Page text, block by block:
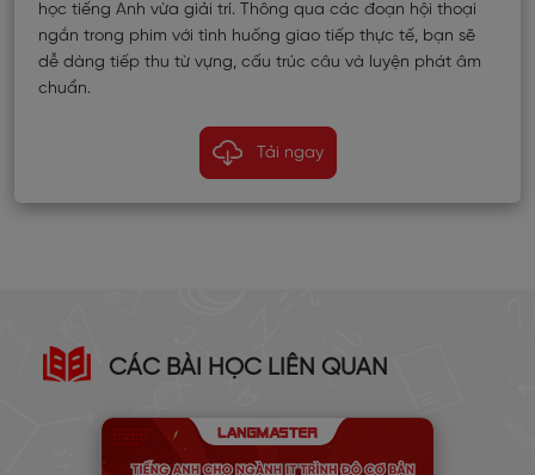
học tiếng Anh vừa giải trí. Thông qua các đoạn hội thoại
ngắn trong phim với tình huống giao tiếp thực tế, bạn sẽ
dễ dàng tiếp thu từ vựng, cấu trúc câu và luyện phát âm
chuẩn.
Tải ngay
CÁC BÀI HỌC LIÊN QUAN